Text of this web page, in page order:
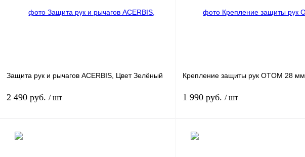
наличии
наличии
Защита рук и рычагов ACERBIS, Цвет Зелёный
2 490 руб. / шт
Крепление защиты рук OTOM 28 мм
1 990 руб. / шт